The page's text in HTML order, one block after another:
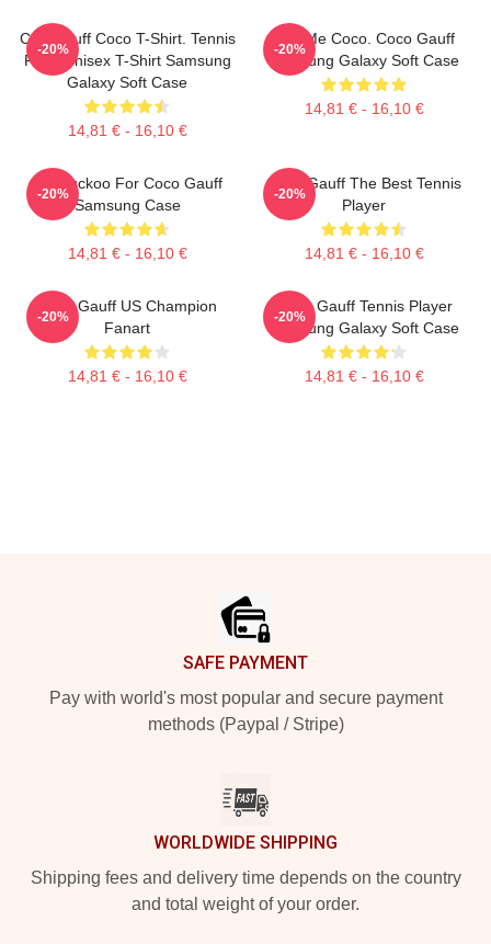
Cori Gauff Coco T-Shirt. Tennis
Fans Unisex T-Shirt Samsung
Galaxy Soft Case
14,81 € - 16,10 €
-20%
Call Me Coco. Coco Gauff
Samsung Galaxy Soft Case
14,81 € - 16,10 €
-20%
I'm Cuckoo For Coco Gauff
Samsung Case
14,81 € - 16,10 €
-20%
Coco Gauff The Best Tennis
Player
14,81 € - 16,10 €
-20%
Coco Gauff US Champion
Fanart
14,81 € - 16,10 €
-20%
Coco Gauff Tennis Player
Samsung Galaxy Soft Case
14,81 € - 16,10 €
-20%
SAFE PAYMENT
Pay with world's most popular and secure payment
methods (Paypal / Stripe)
WORLDWIDE SHIPPING
Shipping fees and delivery time depends on the country
and total weight of your order.